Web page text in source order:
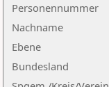
Nachname
Ebene
Personennummer
Bundesland